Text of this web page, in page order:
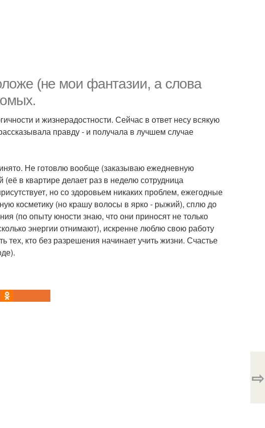
(не мои фантазии, а слова
и жизнерадостности. Сейчас в ответ несу всякую
правду - и получала в лучшем случае
Не готовлю вообще (заказываю ежедневную
в квартире делает раз в неделю сотрудница
но со здоровьем никаких проблем, ежегодные
косметику (но крашу волосы в ярко - рыжий), сплю до
(по опыту юности знаю, что они приносят не только
энергии отнимают), искренне люблю свою работу
тех, кто без разрешения начинает учить жизни. Счастье
⇨